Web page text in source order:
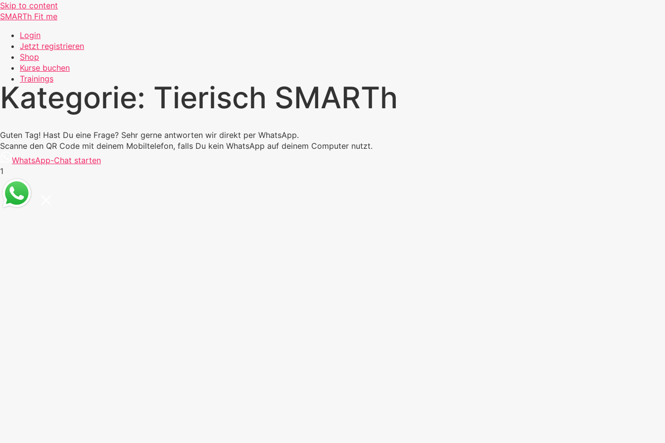
Skip to content
SMARTh Fit me
Login
Jetzt registrieren
Shop
Kurse buchen
Trainings
Kategorie: Tierisch SMARTh
Guten Tag! Hast Du eine Frage? Sehr gerne antworten wir direkt per WhatsApp.
Scanne den QR Code mit deinem Mobiltelefon, falls Du kein WhatsApp auf deinem Computer nutzt.
WhatsApp-Chat starten
1